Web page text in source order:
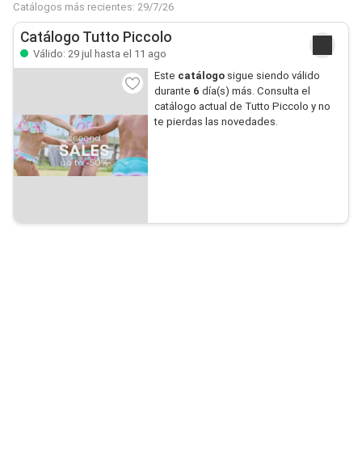
Catálogos más recientes: 29/7/26
Catálogo Tutto Piccolo
Válido: 29 jul hasta el 11 ago
Este catálogosigue siendo válido
durante 6 día(s) más. Consulta el
catálogo actual de Tutto Piccolo y no
te pierdas las novedades.